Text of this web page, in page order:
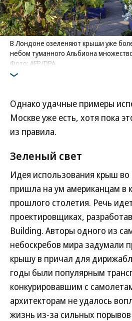
В Лондоне озеленяют крыши уже
небом туманного Альбиона
Фото: AFP/DPA
Однако удачные примеры
Москве уже есть, хотя пока
из правила.
Зеленый свет
Идея использования крыш во
пришла на ум американцам в
прошлого столетия. Речь
проектировщиках,
Building. Авторы одного из
небоскребов мира задумали
крышу в причал для
годы были популярным
конкурировавшим с
архитекторам не удалось
жизнь из-за сильных